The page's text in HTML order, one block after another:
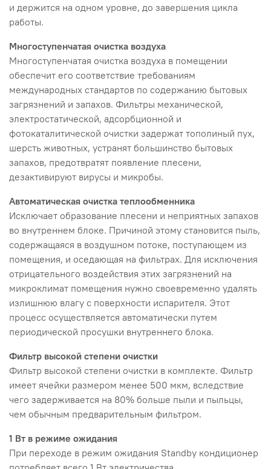
и держится на одном уровне, до завершения цикла
работы.
Многоступенчатая очистка воздуха
Многоступенчатая очистка воздуха в помещении
обеспечит его соответствие требованиям
международных стандартов по содержанию бытовых
загрязнений и запахов. Фильтры механической,
электростатической, адсорбционной и
фотокаталитической очистки задержат тополиный пух,
шерсть животных, устранят большинство бытовых
запахов, предотвратят появление плесени,
дезактивируют вирусы и микробы.
Автоматическая очистка теплообменника
Исключает образование плесени и неприятных запахов
во внутреннем блоке. Причиной этому становится пыль,
содержащаяся в воздушном потоке, поступающем из
помещения, и оседающая на фильтрах. Для исключения
отрицательного воздействия этих загрязнений на
микроклимат помещения нужно своевременно удалять
излишнюю влагу с поверхности испарителя. Этот
процесс осуществляется автоматически путем
периодической просушки внутреннего блока.
Фильтр высокой степени очистки
Фильтр высокой степени очистки в комплекте. Фильтр
имеет ячейки размером менее 500 мкм, вследствие
чего задерживается на 80% больше пыли и пыльцы,
чем обычным предварительным фильтром.
1 Вт в режиме ожидания
При переходе в режим ожидания Standby кондиционер